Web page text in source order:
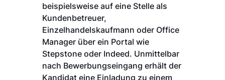
beispielsweise auf eine Stelle als
Kundenbetreuer,
Einzelhandelskaufmann oder Office
Manager über ein Portal wie
Stepstone oder Indeed. Unmittelbar
nach Bewerbungseingang erhält der
Kandidat eine Einladung zu einem